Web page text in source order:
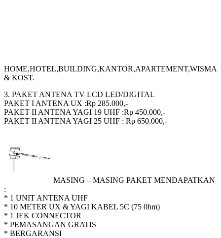
HOME,HOTEL,BUILDING,KANTOR,APARTEMENT,WISMA
& KOST.
3. PAKET ANTENA TV LCD LED/DIGITAL
PAKET I ANTENA UX :Rp 285.000,-
PAKET II ANTENA YAGI 19 UHF :Rp 450.000,-
PAKET II ANTENA YAGI 25 UHF : Rp 650.000,-
MASING – MASING PAKET MENDAPATKAN
:
* 1 UNIT ANTENA UHF
* 10 METER UX & YAGI KABEL 5C (75 0hm)
* 1 JEK CONNECTOR
* PEMASANGAN GRATIS
* BERGARANSI